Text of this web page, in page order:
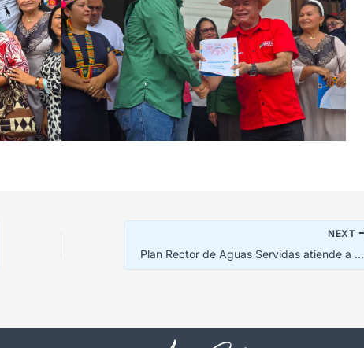
NEXT
Plan Rector de Aguas Servidas atiende a más de 1.200 familias en Bachaquero